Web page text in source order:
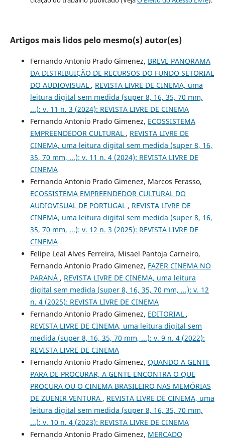
Artigos mais lidos pelo mesmo(s) autor(es)
Fernando Antonio Prado Gimenez, BREVE PANORAMA
DA DISTRIBUIÇÃO DE RECURSOS DO FUNDO SETORIAL
DO AUDIOVISUAL , REVISTA LIVRE DE CINEMA, uma
leitura digital sem medida (super 8, 16, 35, 70 mm,
...): v. 11 n. 3 (2024): REVISTA LIVRE DE CINEMA
Fernando Antonio Prado Gimenez, ECOSSISTEMA
EMPREENDEDOR CULTURAL , REVISTA LIVRE DE
CINEMA, uma leitura digital sem medida (super 8, 16,
35, 70 mm, ...): v. 11 n. 4 (2024): REVISTA LIVRE DE
CINEMA
Fernando Antonio Prado Gimenez, Marcos Ferasso,
ECOSSISTEMA EMPREENDEDOR CULTURAL DO
AUDIOVISUAL DE PORTUGAL , REVISTA LIVRE DE
CINEMA, uma leitura digital sem medida (super 8, 16,
35, 70 mm, ...): v. 12 n. 3 (2025): REVISTA LIVRE DE
CINEMA
Felipe Leal Alves Ferreira, Misael Pantoja Carneiro,
Fernando Antonio Prado Gimenez, FAZER CINEMA NO
PARANÁ , REVISTA LIVRE DE CINEMA, uma leitura
digital sem medida (super 8, 16, 35, 70 mm, ...): v. 12
n. 4 (2025): REVISTA LIVRE DE CINEMA
Fernando Antonio Prado Gimenez, EDITORIAL ,
REVISTA LIVRE DE CINEMA, uma leitura digital sem
medida (super 8, 16, 35, 70 mm, ...): v. 9 n. 4 (2022):
REVISTA LIVRE DE CINEMA
Fernando Antonio Prado Gimenez, QUANDO A GENTE
PARA DE PROCURAR, A GENTE ENCONTRA O QUE
PROCURA OU O CINEMA BRASILEIRO NAS MEMÓRIAS
DE ZUENIR VENTURA , REVISTA LIVRE DE CINEMA, uma
leitura digital sem medida (super 8, 16, 35, 70 mm,
...): v. 10 n. 4 (2023): REVISTA LIVRE DE CINEMA
Fernando Antonio Prado Gimenez, MERCADO